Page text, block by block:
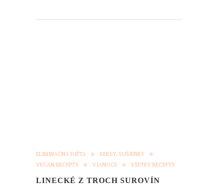
ELIMINAČNÁ DIÉTA
KEKSY, SUŠIENKY
VEGAN RECEPTY
VIANOCE VŠETKY RECEPTY
LINECKÉ Z TROCH SUROVÍN